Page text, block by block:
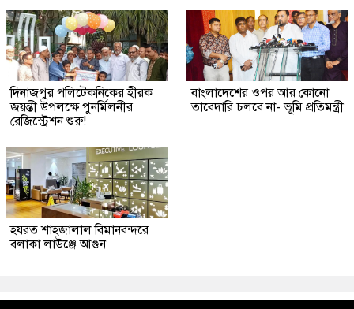
দিনাজপুর পলিটেকনিকের হীরক
জয়ন্তী উপলক্ষে পুনর্মিলনীর
রেজিস্ট্রেশন শুরু!
বাংলাদেশের ওপর আর কোনো
তাবেদারি চলবে না- ভূমি প্রতিমন্ত্রী
হযরত শাহজালাল বিমানবন্দরে
বলাকা লাউঞ্জে আগুন